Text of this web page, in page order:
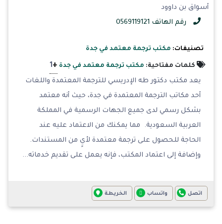
أسواق بن داوود
رقم الهاتف 0569119121
تصنيفات: مكتب ترجمة معتمد في جدة
كلمات مفتاحية: مكتب ترجمة معتمد في جدة +
1
يعد مكتب دكتور طه الإدريسي للترجمة المعتمدة واللغات
أحد مكاتب الترجمة المعتمدة في جدة، حيث أنه معتمد
بشكل رسمي لدى جميع الجهات الرسمية في المملكة
العربية السعودية. مما يمكنك من الاعتماد عليه عند
الحاجة للحصول على ترجمة معتمدة لأيٍ من المستندات.
وإضافة إلى اعتماد المكتب، فإنه يعمل على تقديم خدماته...
اتصل واتساب الخريطة